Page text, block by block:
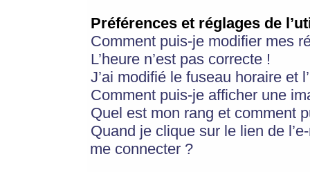
Préférences et réglages de
Comment puis-je modifier mes
L’heure n’est pas correcte !
J’ai modifié le fuseau horaire et
Comment puis-je afficher une
Quel est mon rang et comment
Quand je clique sur le lien de
me connecter ?